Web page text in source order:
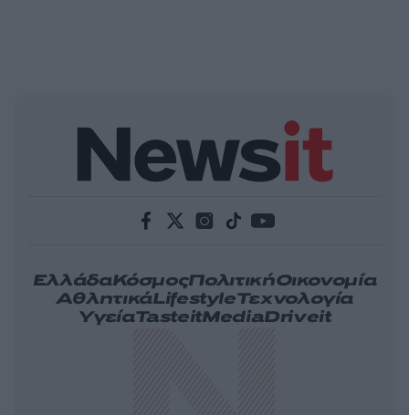
ΕλλάδαΚόσμοςΠολιτικήΟικονομία
ΑθλητικάLifestyleΤεχνολογία
ΥγείαTasteitMediaDriveit